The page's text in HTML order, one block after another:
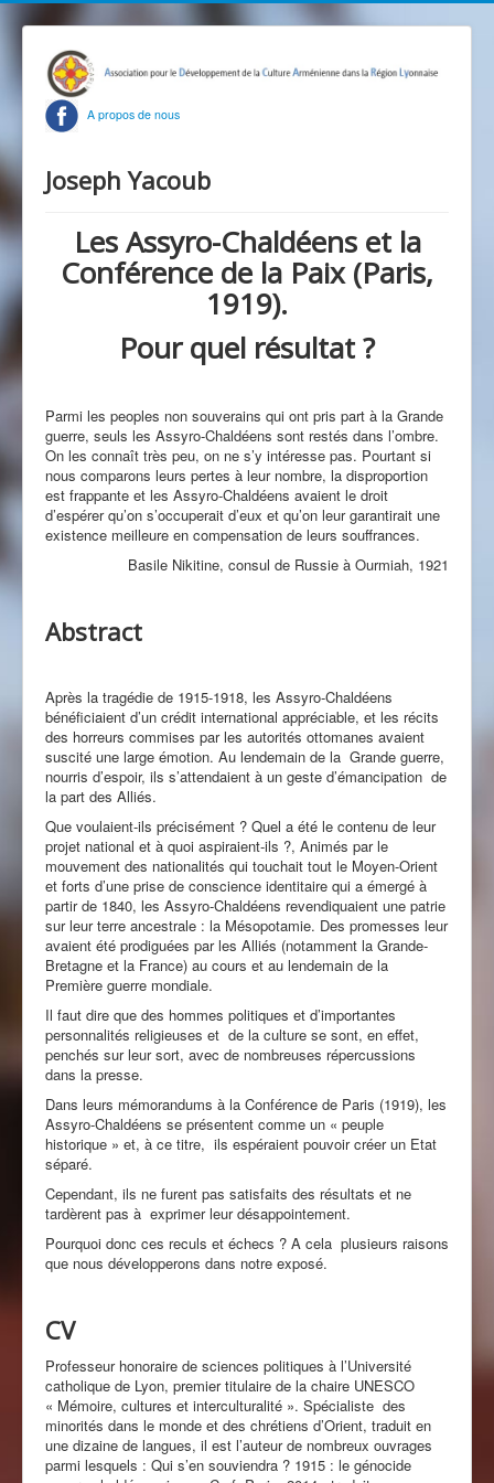
A propos de nous
Joseph Yacoub
Les Assyro-Chaldéens et la
Conférence de la Paix (Paris,
1919).
Pour quel résultat ?
Parmi les peoples non souverains qui ont pris part à la Grande
guerre, seuls les Assyro-Chaldéens sont restés dans l’ombre.
On les connaît très peu, on ne s’y intéresse pas. Pourtant si
nous comparons leurs pertes à leur nombre, la disproportion
est frappante et les Assyro-Chaldéens avaient le droit
d’espérer qu’on s’occuperait d’eux et qu’on leur garantirait une
existence meilleure en compensation de leurs souffrances.
Basile Nikitine, consul de Russie à Ourmiah, 1921
Abstract
Après la tragédie de 1915-1918, les Assyro-Chaldéens
bénéficiaient d’un crédit international appréciable, et les récits
des horreurs commises par les autorités ottomanes avaient
suscité une large émotion. Au lendemain de la Grande guerre,
nourris d’espoir, ils s’attendaient à un geste d’émancipation de
la part des Alliés.
Que voulaient-ils précisément ? Quel a été le contenu de leur
projet national et à quoi aspiraient-ils ?, Animés par le
mouvement des nationalités qui touchait tout le Moyen-Orient
et forts d’une prise de conscience identitaire qui a émergé à
partir de 1840, les Assyro-Chaldéens revendiquaient une patrie
sur leur terre ancestrale : la Mésopotamie. Des promesses leur
avaient été prodiguées par les Alliés (notamment la Grande-
Bretagne et la France) au cours et au lendemain de la
Première guerre mondiale.
Il faut dire que des hommes politiques et d’importantes
personnalités religieuses et de la culture se sont, en effet,
penchés sur leur sort, avec de nombreuses répercussions
dans la presse.
Dans leurs mémorandums à la Conférence de Paris (1919), les
Assyro-Chaldéens se présentent comme un « peuple
historique » et, à ce titre, ils espéraient pouvoir créer un Etat
séparé.
Cependant, ils ne furent pas satisfaits des résultats et ne
tardèrent pas à exprimer leur désappointement.
Pourquoi donc ces reculs et échecs ? A cela plusieurs raisons
que nous développerons dans notre exposé.
CV
Professeur honoraire de sciences politiques à l’Université
catholique de Lyon, premier titulaire de la chaire UNESCO
« Mémoire, cultures et interculturalité ». Spécialiste des
minorités dans le monde et des chrétiens d’Orient, traduit en
une dizaine de langues, il est l’auteur de nombreux ouvrages
parmi lesquels : Qui s’en souviendra ? 1915 : le génocide